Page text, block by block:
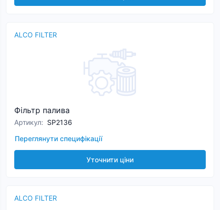
ALCO FILTER
Фільтр палива
Артикул: SP2136
Переглянути специфікації
Уточнити ціни
ALCO FILTER